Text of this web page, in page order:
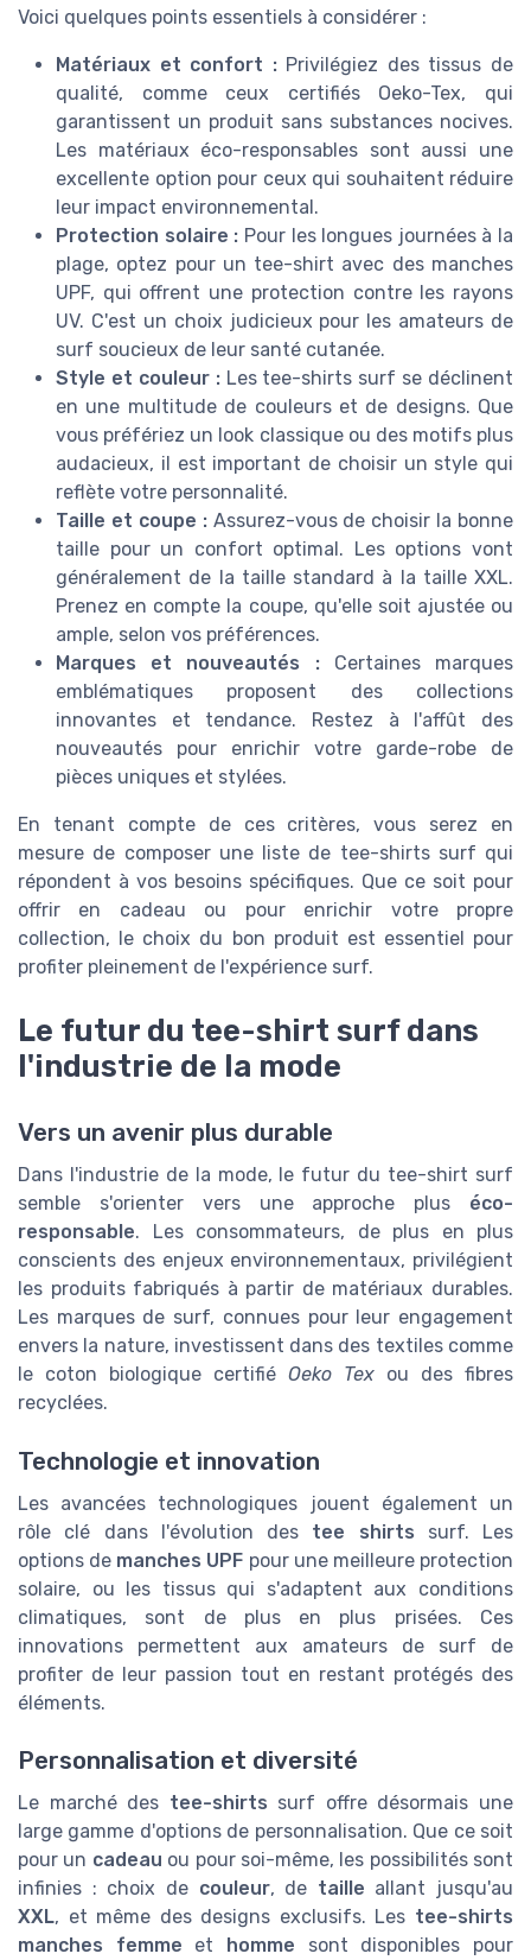
Voici quelques points essentiels à considérer :
Matériaux et confort :Privilégiez des tissus de
qualité, comme ceux certifiés Oeko-Tex, qui
garantissent un produit sans substances nocives.
Les matériaux éco-responsables sont aussi une
excellente option pour ceux qui souhaitent réduire
leur impact environnemental.
Protection solaire : Pour les longues journées à la
plage, optez pour un tee-shirt avec des manches
UPF, qui offrent une protection contre les rayons
UV. C'est un choix judicieux pour les amateurs de
surf soucieux de leur santé cutanée.
Style et couleur :Les tee-shirts surf se déclinent
en une multitude de couleurs et de designs. Que
vous préfériez un look classique ou des motifs plus
audacieux, il est important de choisir un style qui
reflète votre personnalité.
Taille et coupe :Assurez-vous de choisir la bonne
taille pour un confort optimal. Les options vont
généralement de la taille standard à la taille XXL.
Prenez en compte la coupe, qu'elle soit ajustée ou
ample, selon vos préférences.
Marques et nouveautés :Certaines marques
emblématiques proposent des collections
innovantes et tendance. Restez à l'affût des
nouveautés pour enrichir votre garde-robe de
pièces uniques et stylées.
En tenant compte de ces critères, vous serez en
mesure de composer une liste de tee-shirts surf qui
répondent à vos besoins spécifiques. Que ce soit pour
offrir en cadeau ou pour enrichir votre propre
collection, le choix du bon produit est essentiel pour
profiter pleinement de l'expérience surf.
Le futur du tee-shirt surf dans
l'industrie de la mode
Vers un avenir plus durable
Dans l'industrie de la mode, le futur du tee-shirt surf
semble s'orienter vers une approche plus éco-
responsable. Les consommateurs, de plus en plus
conscients des enjeux environnementaux, privilégient
les produits fabriqués à partir de matériaux durables.
Les marques de surf, connues pour leur engagement
envers la nature, investissent dans des textiles comme
le coton biologique certifié Oeko Tex ou des fibres
recyclées.
Technologie et innovation
Les avancées technologiques jouent également un
rôle clé dans l'évolution des tee shirts surf. Les
options de manches UPF pour une meilleure protection
solaire, ou les tissus qui s'adaptent aux conditions
climatiques, sont de plus en plus prisées. Ces
innovations permettent aux amateurs de surf de
profiter de leur passion tout en restant protégés des
éléments.
Personnalisation et diversité
Le marché des tee-shirts surf offre désormais une
large gamme d'options de personnalisation. Que ce soit
pour un cadeau ou pour soi-même, les possibilités sont
infinies : choix de couleur, de taille allant jusqu'au
XXL, et même des designs exclusifs. Les tee-shirts
manches femme et homme sont disponibles pour